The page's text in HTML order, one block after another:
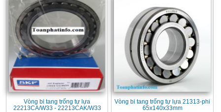
Vòng bi tang trống tự lựa
22213CA/W33 - 22213CAK/W33
Vòng bi tang trống tự lựa 21313-phi
65x140x33mm